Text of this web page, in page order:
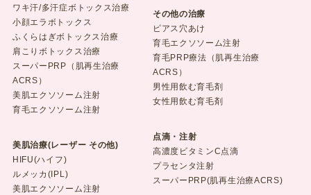
ワキ汗/多汗症ボトックス治療
小顔エラボトックス
ふくらはぎボトックス治療
肩こりボトックス治療
スーパーPRP（肌再生治療
ACRS）
美肌エクソソーム注射
育毛エクソソーム注射
美肌治療(レーザー その他)
HIFU(ハイフ)
ルメッカ(IPL)
美肌エクソソーム注射
その他の治療
ピアス穴あけ
育毛エクソソーム注射
育毛PRP療法（肌再生治療
ACRS）
男性用飲む育毛剤
女性用飲む育毛剤
点滴・注射
高濃度ビタミンC点滴
プラセンタ注射
スーパーPRP(肌再生治療ACRS)